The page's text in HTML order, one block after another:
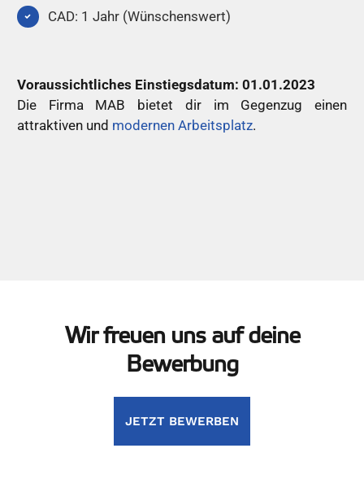
CAD: 1 Jahr (Wünschenswert)
Voraussichtliches Einstiegsdatum: 01.01.2023
Die Firma MAB bietet dir im Gegenzug einen
attraktiven und modernen Arbeitsplatz.
Wir freuen uns auf deine
Bewerbung
JETZT BEWERBEN